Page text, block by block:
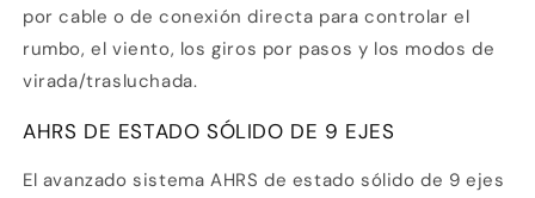
por cable o de conexión directa para controlar el
rumbo, el viento, los giros por pasos y los modos de
virada/trasluchada.
AHRS DE ESTADO SÓLIDO DE 9 EJES
El avanzado sistema AHRS de estado sólido de 9 ejes